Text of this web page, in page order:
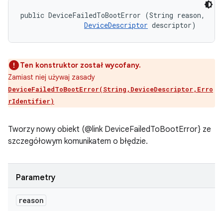
public DeviceFailedToBootError (String reason,
DeviceDescriptor descriptor)
Ten konstruktor został wycofany.
Zamiast niej używaj zasady
DeviceFailedToBootError(String,DeviceDescriptor,Erro
rIdentifier)
Tworzy nowy obiekt (@link DeviceFailedToBootError} ze
szczegółowym komunikatem o błędzie.
Parametry
reason